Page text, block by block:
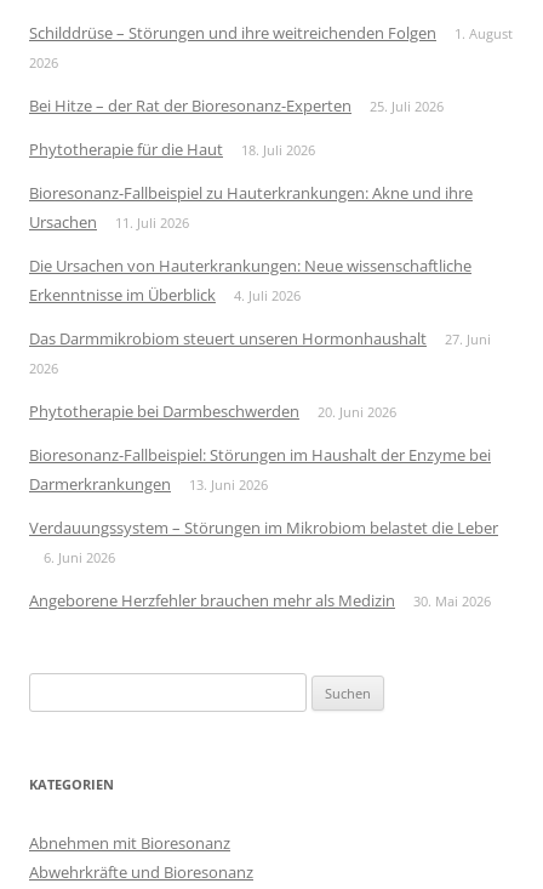
Schilddrüse – Störungen und ihre weitreichenden Folgen
1. August
2026
Bei Hitze – der Rat der Bioresonanz-Experten 25. Juli 2026
Phytotherapie für die Haut 18. Juli 2026
Bioresonanz-Fallbeispiel zu Hauterkrankungen: Akne und ihre
Ursachen
11. Juli 2026
Die Ursachen von Hauterkrankungen: Neue wissenschaftliche
Erkenntnisse im Überblick
4. Juli 2026
Das Darmmikrobiom steuert unseren Hormonhaushalt
27. Juni
2026
Phytotherapie bei Darmbeschwerden 20. Juni 2026
Bioresonanz-Fallbeispiel: Störungen im Haushalt der Enzyme bei
Darmerkrankungen
13. Juni 2026
Verdauungssystem – Störungen im Mikrobiom belastet die Leber
6. Juni 2026
Angeborene Herzfehler brauchen mehr als Medizin 30. Mai 2026
nach:
KATEGORIEN
Abnehmen mit Bioresonanz
Abwehrkräfte und Bioresonanz